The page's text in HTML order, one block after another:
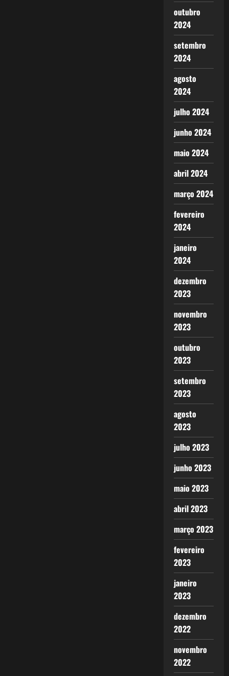
outubro
2024
setembro
2024
agosto
2024
julho 2024
junho 2024
maio 2024
abril 2024
março 2024
fevereiro
2024
janeiro
2024
dezembro
2023
novembro
2023
outubro
2023
setembro
2023
agosto
2023
julho 2023
junho 2023
maio 2023
abril 2023
março 2023
fevereiro
2023
janeiro
2023
dezembro
2022
novembro
2022